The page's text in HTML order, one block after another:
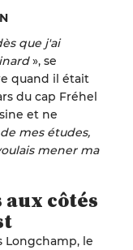
que j'ai
», se
quand il était
du cap Fréhel
et ne
mes études,
mener ma
côtés
Longchamp, le